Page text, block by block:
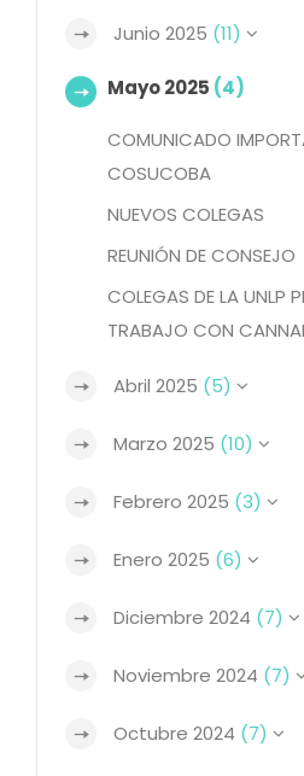
Junio 2025 (11)
Mayo 2025 (4)
COMUNICADO
COSUCOBA
NUEVOS COLEGAS
REUNIÓN DE CONSEJO
COLEGAS DE LA UNLP
TRABAJO CON
Abril 2025 (5)
Marzo 2025 (10)
Febrero 2025 (3)
Enero 2025 (6)
Diciembre 2024 (7)
Noviembre 2024 (7)
Octubre 2024 (7)